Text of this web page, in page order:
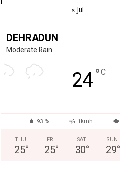
« Jul
DEHRADUN
Moderate Rain
24°C
93 % 1kmh
THU
25°
FRI
25°
SAT
30°
SUN
29°